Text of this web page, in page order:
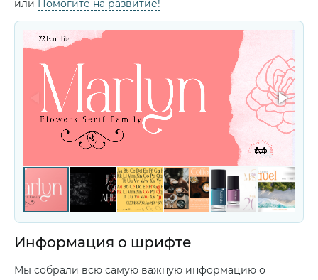
или Помогите на развитие!
Информация о шрифте
Мы собрали всю самую важную информацию о